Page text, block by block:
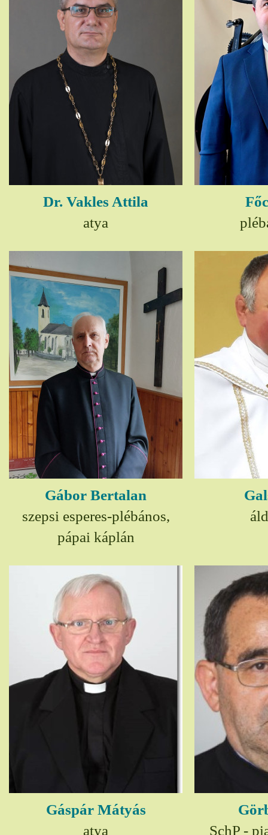
Dr. Vakles Attila
atya
Gábor Bertalan
szepsi esperes-plébános,
pápai káplán
Gáspár Mátyás
atya
SchP -